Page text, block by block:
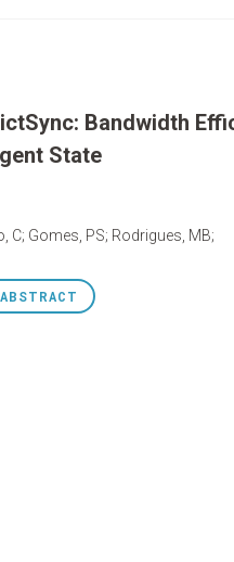
Bandwidth
State
C; Gomes, PS; Rodrigues, MB;
ABSTRACT